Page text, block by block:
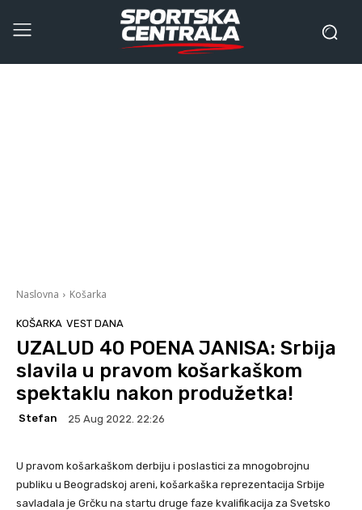
Naslovna Košarka
KOŠARKA VEST DANA
UZALUD 40 POENA JANISA: Srbija
slavila u pravom košarkaškom
spektaklu nakon produžetka!
Stefan 25 Aug 2022. 22:26
U pravom košarkaškom derbiju i poslastici za mnogobrojnu
publiku u Beogradskoj areni, košarkaška reprezentacija Srbije
savladala je Grčku na startu druge faze kvalifikacija za Svetsko